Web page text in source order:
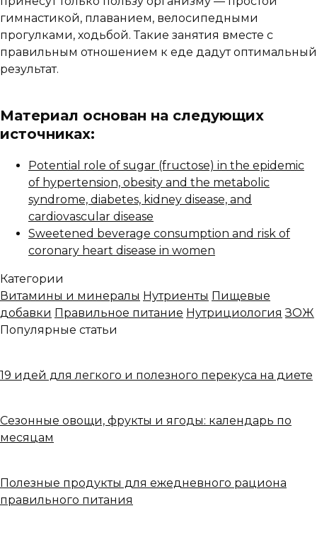
гимнастикой, плаванием, велосипедными
прогулками, ходьбой. Такие занятия вместе с
правильным отношением к еде дадут оптимальный
результат.
Материал основан на следующих
источниках:
Potential role of sugar (fructose) in the epidemic
of hypertension, obesity and the metabolic
syndrome, diabetes, kidney disease, and
cardiovascular disease
Sweetened beverage consumption and risk of
coronary heart disease in women
Категории
Витамины и минералы Нутриенты Пищевые
добавки Правильное питание Нутрициология ЗОЖ
Популярные статьи
19 идей для легкого и полезного перекуса на диете
Сезонные овощи, фрукты и ягоды: календарь по
месяцам
Полезные продукты для ежедневного рациона
правильного питания